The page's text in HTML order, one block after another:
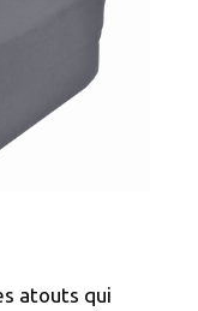
atouts qui